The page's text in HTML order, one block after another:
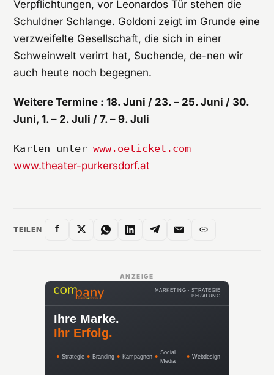
Verpflichtungen, vor Leonardos Tür stehen die
Schuldner Schlange. Goldoni zeigt im Grunde eine
verzweifelte Gesellschaft, die sich in einer
Schweinwelt verirrt hat, Suchende, de-nen wir
auch heute noch begegnen.
Weitere Termine : 18. Juni / 23. – 25. Juni / 30.
Juni, 1. – 2. Juli / 7. – 9. Juli
Karten unter www.oeticket.com
www.theater-purkersdorf.at
TEILEN
ANZEIGE
MARKETING · STRATEGIE
· BERATUNG
Ihre Marke.
Ihr Erfolg.
● Strategie ● Branding ● Kampagnen ●
Social
Media
● Webdesign